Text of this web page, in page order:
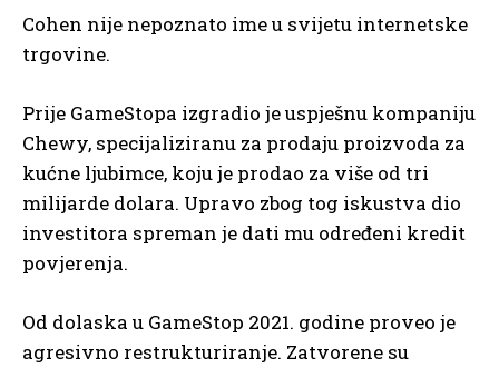
Cohen nije nepoznato ime u svijetu internetske
trgovine.
Prije GameStopa izgradio je uspješnu kompaniju
Chewy, specijaliziranu za prodaju proizvoda za
kućne ljubimce, koju je prodao za više od tri
milijarde dolara. Upravo zbog tog iskustva dio
investitora spreman je dati mu određeni kredit
povjerenja.
Od dolaska u GameStop 2021. godine proveo je
agresivno restrukturiranje. Zatvorene su